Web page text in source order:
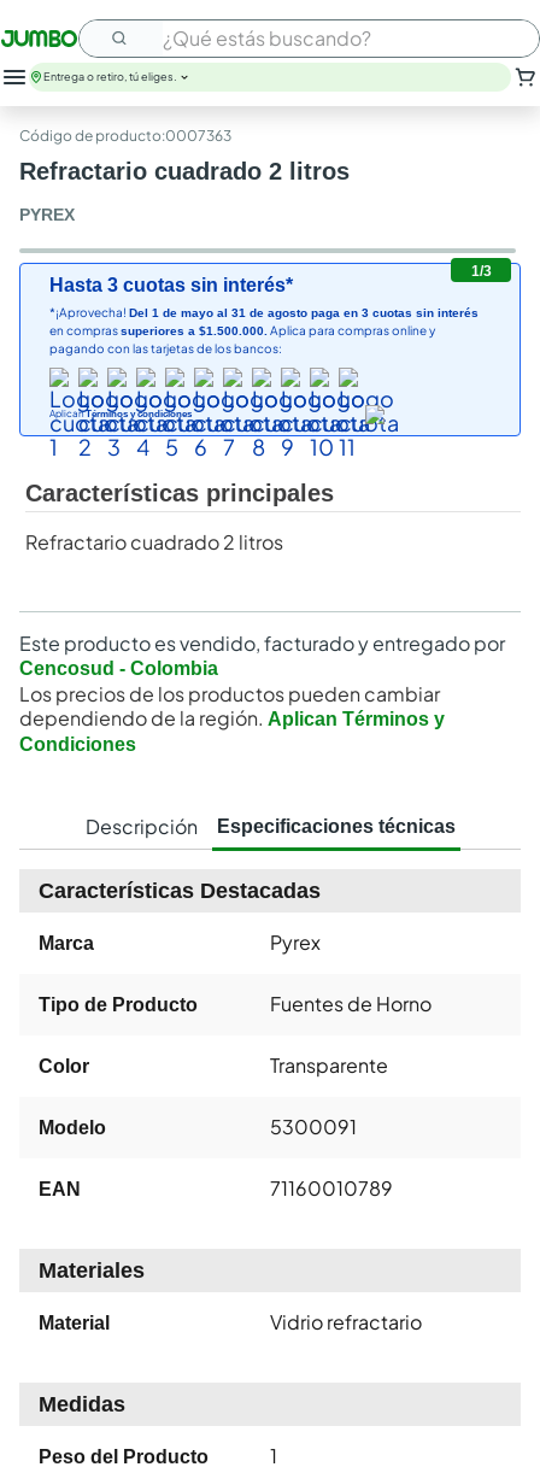
¿Qué estás buscando?
Entrega o retiro, tú eliges.
:0007363
Refractario cuadrado 2 litros
PYREX
1/3
Hasta 3 cuotas sin interés*
*¡Aprovecha! Del 1 de mayo al 31 de agosto paga en 3 cuotas sin interés
en comprassuperiores a $1.500.000. Aplica para compras online y
pagando con las tarjetas de los bancos:
AplicanTérminos y condiciones
Características principales
Refractario cuadrado 2 litros
Este producto es vendido, facturado y entregado por
Cencosud - Colombia
Los precios de los productos pueden cambiar
dependiendo de la región. Aplican Términos y
Condiciones
Descripción Especificaciones técnicas
Características Destacadas
Marca Pyrex
Tipo de Producto Fuentes de Horno
Color Transparente
Modelo 5300091
EAN 71160010789
Materiales
Material Vidrio refractario
Medidas
Peso del Producto 1